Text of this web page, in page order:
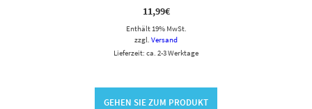
11,99€
Enthält 19% MwSt.
zzgl. Versand
Lieferzeit: ca. 2-3 Werktage
GEHEN SIE ZUM PRODUKT